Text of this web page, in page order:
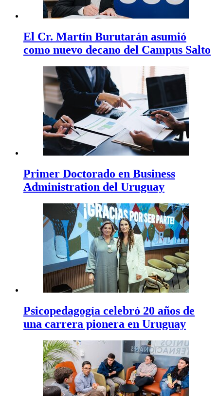
El Cr. Martín Burutarán asumió
como nuevo decano del Campus Salto
Primer Doctorado en Business
Administration del Uruguay
Psicopedagogía celebró 20 años de
una carrera pionera en Uruguay